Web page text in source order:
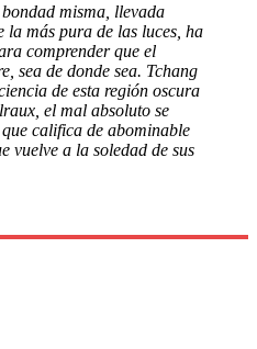
misma, llevada
la más pura de las luces, ha
comprender que el
sea de donde sea. Tchang
de esta región oscura
el mal absoluto se
califica de abominable
vuelve a la soledad de sus